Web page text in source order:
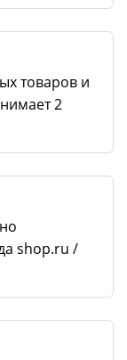
товаров и
2
shop.ru /